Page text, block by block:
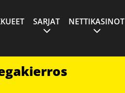
SARJAT NETTIKASINOT